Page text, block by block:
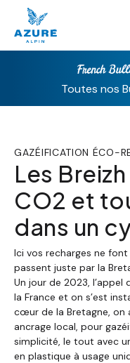
Toutes nos
GAZÉIFICATION ÉCO-
Les
CO2 et
dans un
Ici vos recharges ne
passent juste par la
Un jour de 2023, l’appel
la France et on s’est
cœur de la Bretagne, on
ancrage local, pour
simplicité, le tout avec
en plastique à usage